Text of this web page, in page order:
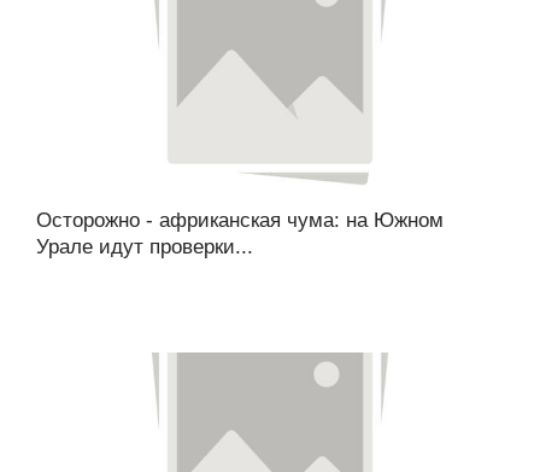
Осторожно - африканская чума: на Южном
Урале идут проверки...